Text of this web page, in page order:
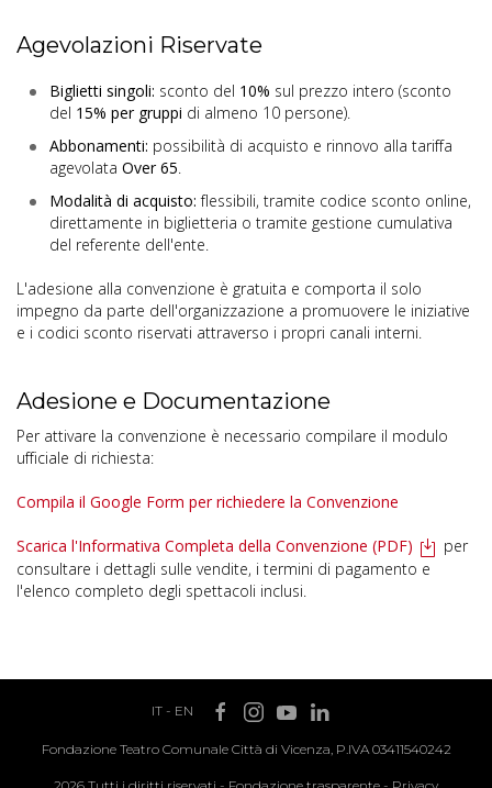
Agevolazioni Riservate
Biglietti singoli: sconto del 10% sul prezzo intero (sconto
del 15% per gruppi di almeno 10 persone).
Abbonamenti: possibilità di acquisto e rinnovo alla tariffa
agevolata Over 65.
Modalità di acquisto: flessibili, tramite codice sconto online,
direttamente in biglietteria o tramite gestione cumulativa
del referente dell'ente.
L'adesione alla convenzione è gratuita e comporta il solo
impegno da parte dell'organizzazione a promuovere le iniziative
e i codici sconto riservati attraverso i propri canali interni.
Adesione e Documentazione
Per attivare la convenzione è necessario compilare il modulo
ufficiale di richiesta:
Compila il Google Form per richiedere la Convenzione
Scarica l'Informativa Completa della Convenzione (PDF)
per
consultare i dettagli sulle vendite, i termini di pagamento e
l'elenco completo degli spettacoli inclusi.
IT- EN
Fondazione Teatro Comunale Città di Vicenza, P.IVA 03411540242